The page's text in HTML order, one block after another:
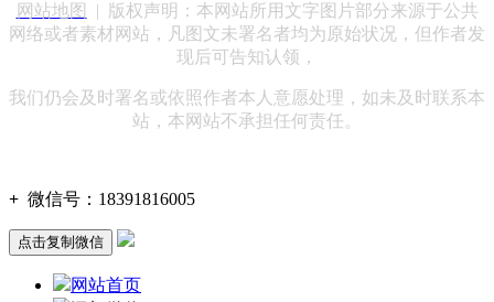
网站地图
| 版权声明：本网站所用文字图片部分来源于公共
网络或者素材网站，凡图文未署名者均为原始状况，但作者发
现后可告知认领，
我们仍会及时署名或依照作者本人意愿处理，如未及时联系本
站，本网站不承担任何责任。
+ 微信号： 18391816005
点击复制微信
网站首页